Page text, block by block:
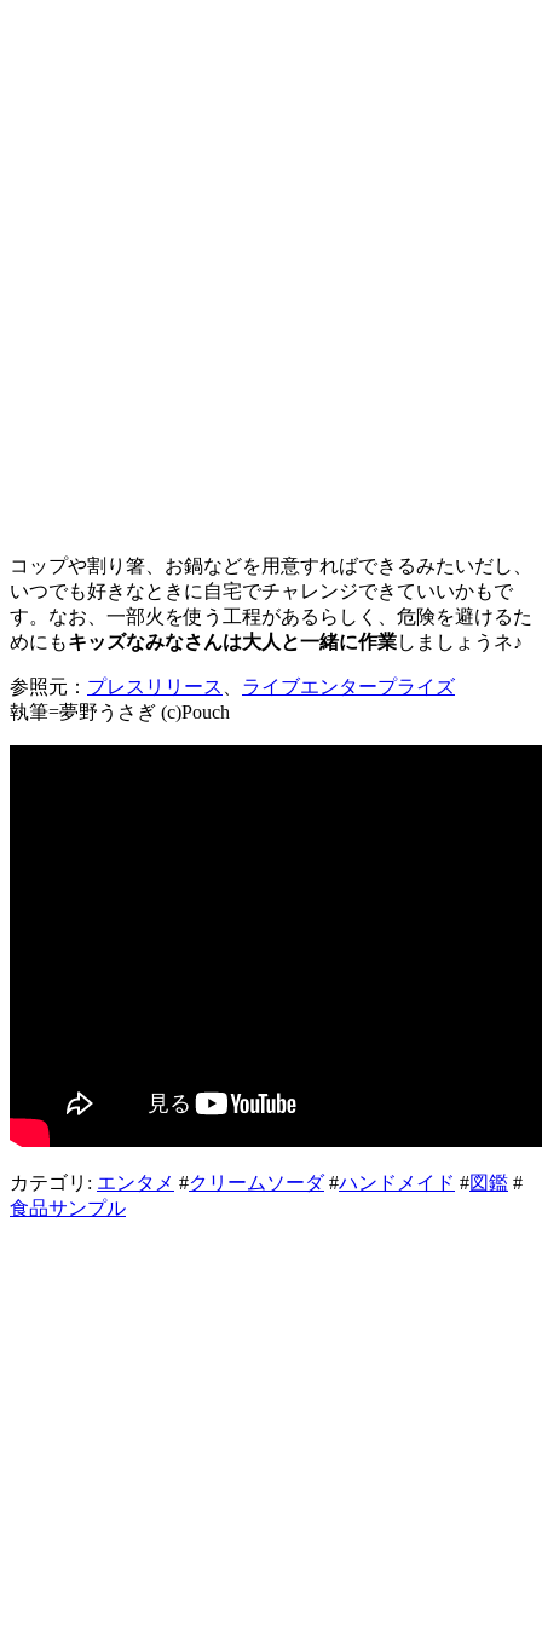
コップや割り箸、お鍋などを用意すればできるみたいだし、
いつでも好きなときに自宅でチャレンジできていいかもで
す。なお、一部火を使う工程があるらしく、危険を避けるた
めにもキッズなみなさんは大人と一緒に作業しましょうネ♪
参照元： プレスリリース 、 ライブエンタープライズ
執筆=夢野うさぎ (c)Pouch
カテゴリ: エンタメ #クリームソーダ#ハンドメイド #図鑑 #
食品サンプル